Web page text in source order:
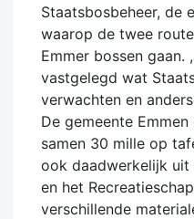
Staatsbosbeheer, de
waarop de twee
Emmer bossen gaan.
vastgelegd wat
verwachten en
De gemeente
samen 30 mille op
ook daadwerkelijk uit
en het
verschillende